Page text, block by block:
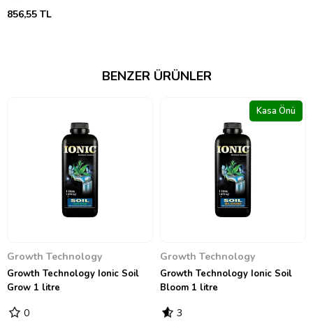
856,55 TL
BENZER ÜRÜNLER
Growth Technology
Growth Technology Ionic Soil
Grow 1 litre
0
Growth Technology
Growth Technology Ionic Soil
Bloom 1 litre
3
Kasa Önü